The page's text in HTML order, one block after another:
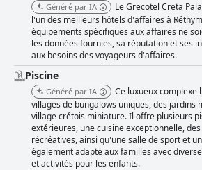
Généré par IA
Le Grecotel Creta
l'un des meilleurs hôtels d'affaires à
équipements spécifiques aux affaires ne
les données fournies, sa réputation et ses
aux besoins des voyageurs d'affaires.
Piscine
Généré par IA
Ce luxueux complexe
villages de bungalows uniques, des jardins
village crétois miniature. Il offre plusieurs
extérieures, une cuisine exceptionnelle,
récréatives, ainsi qu'une salle de sport et
également adapté aux familles avec
et activités pour les enfants.